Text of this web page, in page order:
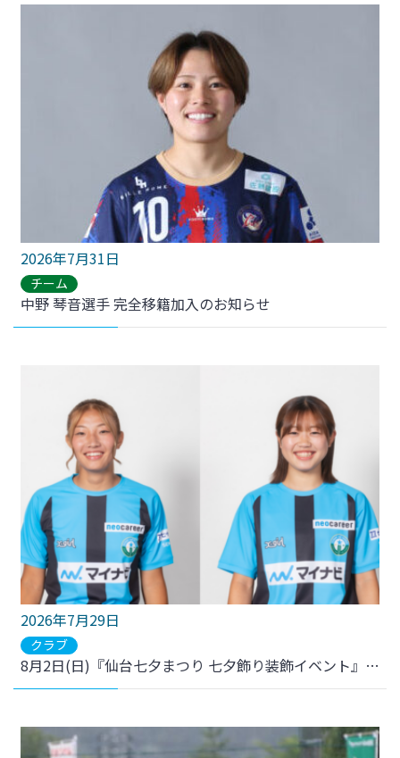
2026年7月31日
チーム
中野 琴音選手 完全移籍加入のお知らせ
2026年7月29日
クラブ
8月2日(日)『仙台七夕まつり 七夕飾り装飾イベント』 選手参加のお知らせ